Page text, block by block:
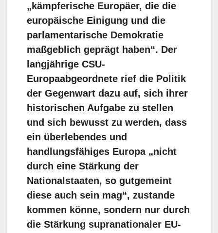
„kämpferische Europäer, die die
europäische Einigung und die
parlamentarische Demokratie
maßgeblich geprägt haben“. Der
langjährige CSU-
Europaabgeordnete rief die Politik
der Gegenwart dazu auf, sich ihrer
historischen Aufgabe zu stellen
und sich bewusst zu werden, dass
ein überlebendes und
handlungsfähiges Europa „nicht
durch eine Stärkung der
Nationalstaaten, so gutgemeint
diese auch sein mag“, zustande
kommen könne, sondern nur durch
die Stärkung supranationaler EU-